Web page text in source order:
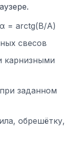
= arctg(B/A)
свесов
карнизными
заданном
обрешётку,